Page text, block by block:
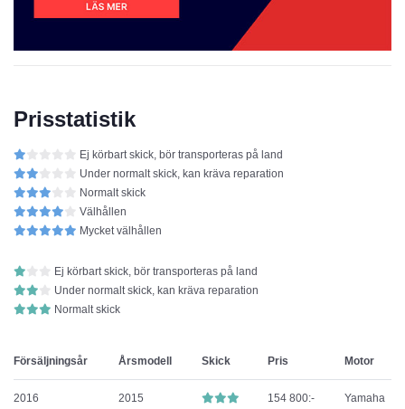
Prisstatistik
Ej körbart skick, bör transporteras på land
Under normalt skick, kan kräva reparation
Normalt skick
Välhållen
Mycket välhållen
Ej körbart skick, bör transporteras på land
Under normalt skick, kan kräva reparation
Normalt skick
Försäljningsår Årsmodell Skick Pris Motor
2016 2015 154 800:- Yamaha